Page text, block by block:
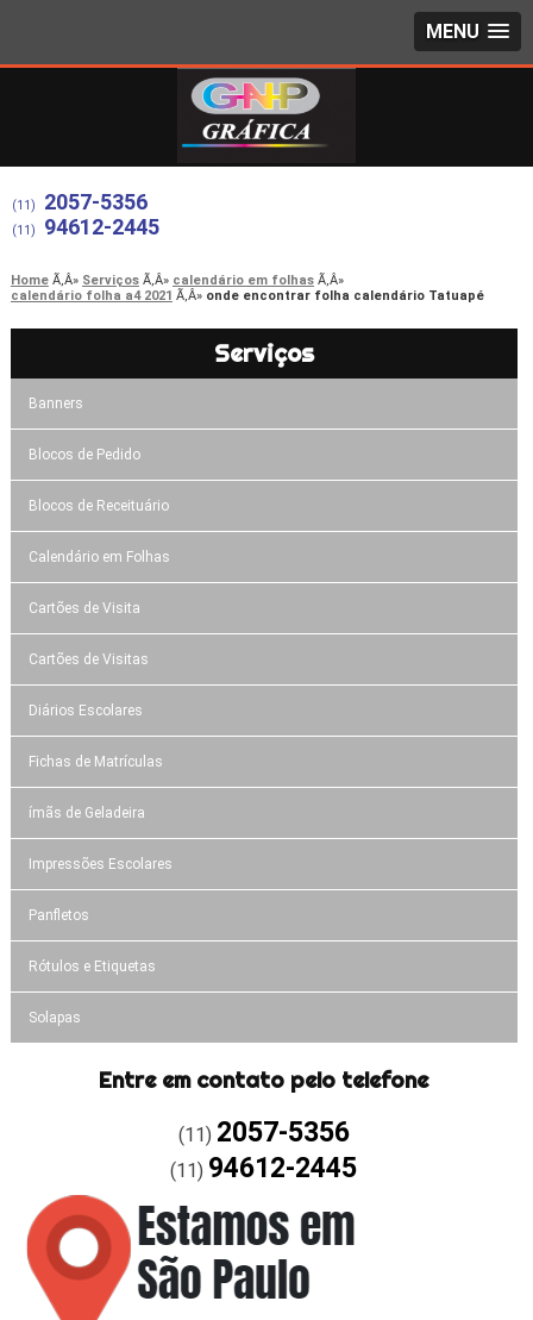
MENU
(11) 2057-5356
(11) 94612-2445
Home Serviços
calendário em folhas
calendário folha a4 2021
onde encontrar folha calendário Tatuapé
Serviços
Banners
Blocos de Pedido
Blocos de Receituário
Calendário em Folhas
Cartões de Visita
Cartões de Visitas
Diários Escolares
Fichas de Matrículas
ímãs de Geladeira
Impressões Escolares
Panfletos
Rótulos e Etiquetas
Solapas
Entre em contato pelo telefone
(11) 2057-5356
(11) 94612-2445